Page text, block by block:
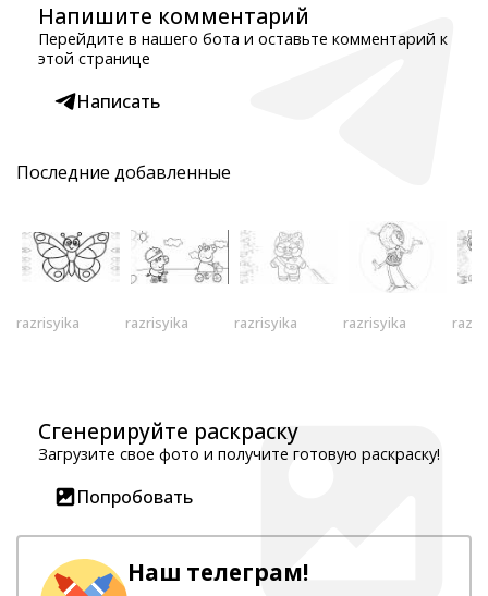
Напишите комментарий
Перейдите в нашего бота и оставьте комментарий к
этой странице
Написать
Последние добавленные
razrisyika razrisyika razrisyika razrisyika
Сгенерируйте раскраску
Загрузите свое фото и получите готовую раскраску!
Попробовать
Наш телеграм!